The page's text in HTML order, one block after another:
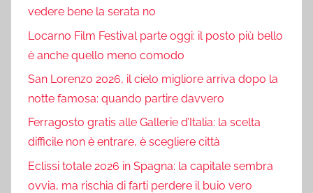
vedere bene la serata no
Locarno Film Festival parte oggi: il posto più bello
è anche quello meno comodo
San Lorenzo 2026, il cielo migliore arriva dopo la
notte famosa: quando partire davvero
Ferragosto gratis alle Gallerie d’Italia: la scelta
difficile non è entrare, è scegliere città
Eclissi totale 2026 in Spagna: la capitale sembra
ovvia, ma rischia di farti perdere il buio vero